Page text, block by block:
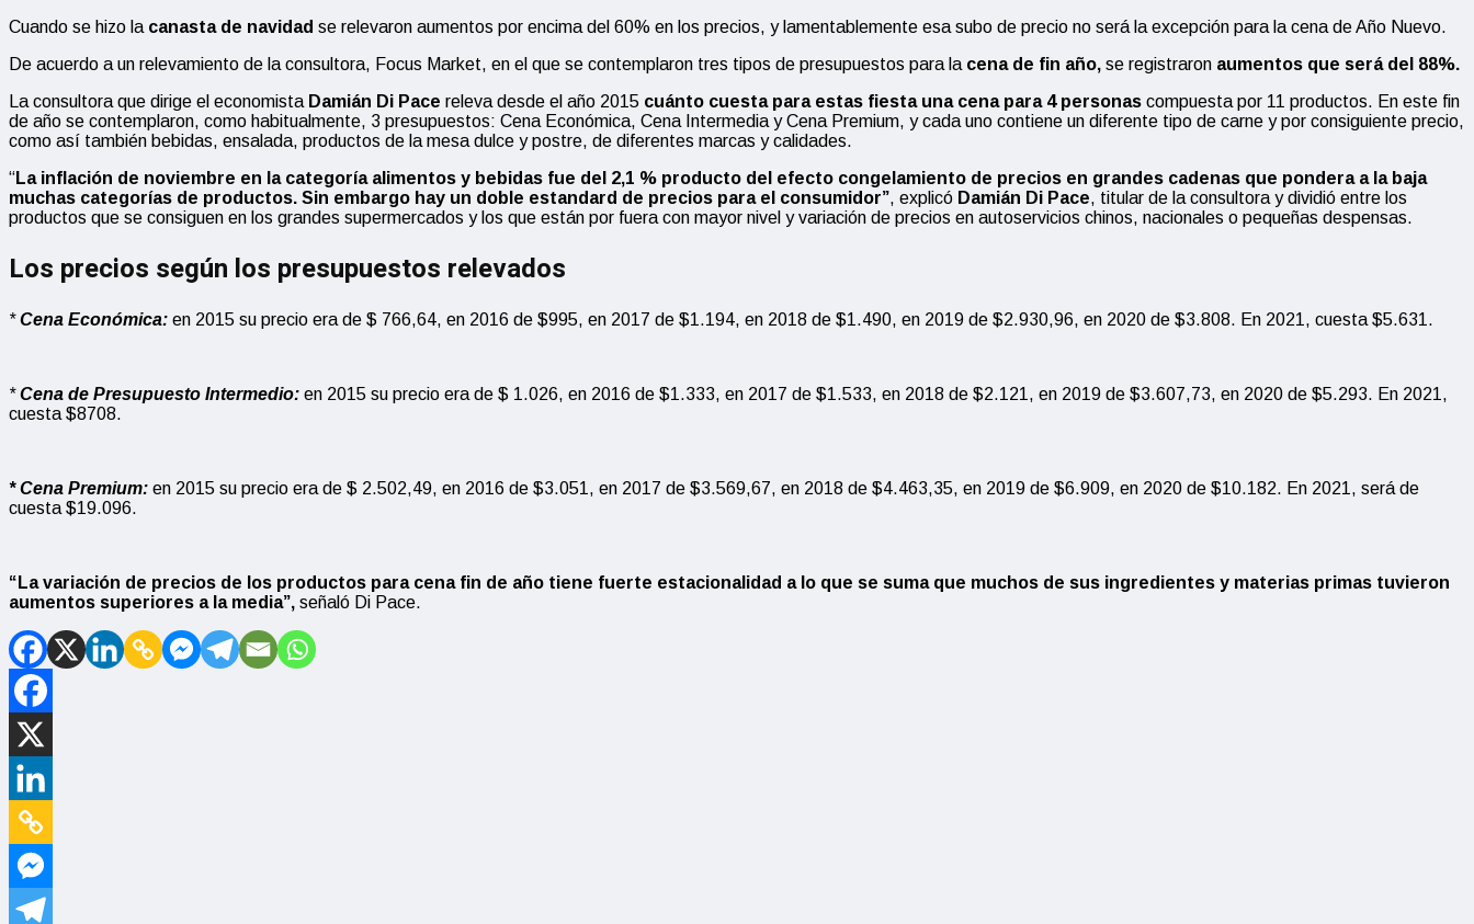
Cuando se hizo la canasta de navidad se relevaron aumentos por encima del 60% en los precios, y lamentablemente esa subo de precio no será la excepción para la cena de Año Nuevo.
De acuerdo a un relevamiento de la consultora, Focus Market, en el que se contemplaron tres tipos de presupuestos para la cena de fin año, se registraron aumentos que será del 88%.
La consultora que dirige el economista Damián Di Pace releva desde el año 2015 cuánto cuesta para estas fiesta una cena para 4 personas compuesta por 11 productos. En este fin
de año se contemplaron, como habitualmente, 3 presupuestos: Cena Económica, Cena Intermedia y Cena Premium, y cada uno contiene un diferente tipo de carne y por consiguiente precio,
como así también bebidas, ensalada, productos de la mesa dulce y postre, de diferentes marcas y calidades.
“La inflación de noviembre en la categoríaalimentos y bebidas fue del 2,1 % producto del efecto congelamiento de precios en grandes cadenas que pondera a la baja
muchas categorías de productos. Sin embargo hay un doble estandard de precios para el consumidor”, explicó Damián Di Pace, titular de la consultora y dividió entre los
productos que se consiguen en los grandes supermercados y los que están por fuera con mayor nivel y variación de precios en autoservicios chinos, nacionales o pequeñas despensas.
Los precios según los presupuestos relevados
*Cena Económica: en 2015 su precio era de $ 766,64, en 2016 de $995, en 2017 de $1.194, en 2018 de $1.490, en 2019 de $2.930,96, en 2020 de $3.808. En 2021, cuesta $5.631.
*Cena de Presupuesto Intermedio: en 2015 su precio era de $ 1.026, en 2016 de $1.333, en 2017 de $1.533, en 2018 de $2.121, en 2019 de $3.607,73, en 2020 de $5.293. En 2021,
cuesta $8708.
* Cena Premium: en 2015 su precio era de $ 2.502,49, en 2016 de $3.051, en 2017 de $3.569,67, en 2018 de $4.463,35, en 2019 de $6.909, en 2020 de $10.182. En 2021, será de
cuesta $19.096.
“La variación de precios de los productos para cena fin de año tiene fuerte estacionalidad a lo que se suma que muchos de sus ingredientes y materias primas tuvieron
aumentos superiores a la media”, señaló Di Pace.